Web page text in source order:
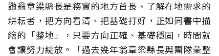
讚翁章梁縣長是務實的地方首長、了解在地需求的
耕耘者，把方向看清、把基礎打好，正如同書中描
繪的「整地」，只要方向正確、基礎穩固，時間就
會讓努力綻放。「過去幾年翁章梁縣長與團隊彙整